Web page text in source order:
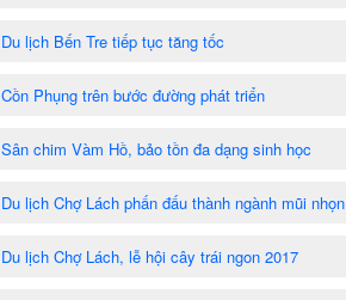
Du lịch Bến Tre tiếp tục tăng tốc
Cồn Phụng trên bước đường phát triển
Sân chim Vàm Hồ, bảo tồn đa dạng sinh học
Du lịch Chợ Lách phấn đấu thành ngành mũi nhọn
Du lịch Chợ Lách, lễ hội cây trái ngon 2017